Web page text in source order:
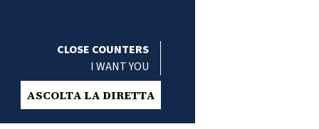
CLOSE COUNTERS
I WANT YOU
ASCOLTA LA DIRETTA